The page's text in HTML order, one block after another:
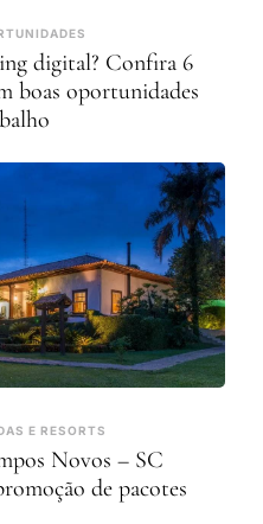
digital? Confira 6
boas oportunidades
E RESORTS
Novos – SC
de pacotes